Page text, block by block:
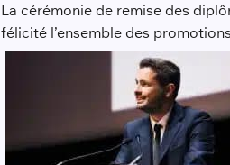
La cérémonie de remise des
félicité l’ensemble des